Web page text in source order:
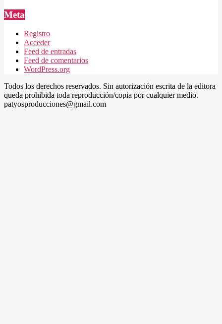
Meta
Registro
Acceder
Feed de entradas
Feed de comentarios
WordPress.org
Todos los derechos reservados. Sin autorización escrita de la editora
queda prohibida toda reproducción/copia por cualquier medio.
patyosproducciones@gmail.com